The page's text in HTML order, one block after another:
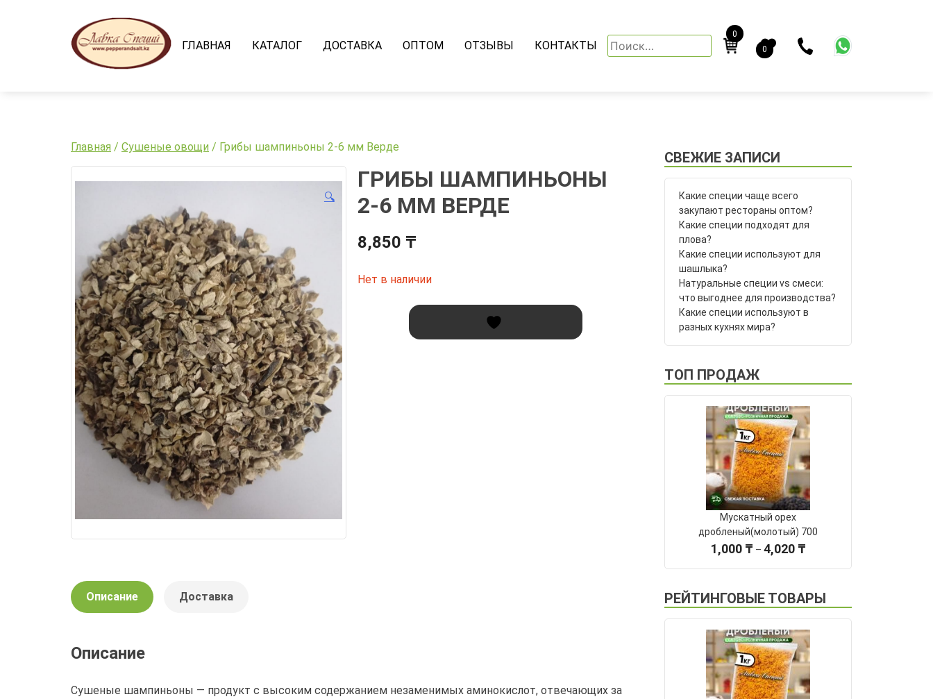
ГЛАВНАЯ КАТАЛОГ ДОСТАВКА ОПТОМ ОТЗЫВЫ КОНТАКТЫ Найти:
0
0
Главная / Сушеные овощи / Грибы шампиньоны 2-6 мм Верде
🔍
ГРИБЫ ШАМПИНЬОНЫ
2-6 ММ ВЕРДЕ
8,850 ₸
Нет в наличии
Описание Доставка
Описание
Сушеные шампиньоны — продукт с высоким содержанием незаменимых аминокислот, отвечающих за
СВЕЖИЕ ЗАПИСИ
Какие специи чаще всего
закупают рестораны оптом?
Какие специи подходят для
плова?
Какие специи используют для
шашлыка?
Натуральные специи vs смеси:
что выгоднее для производства?
Какие специи используют в
разных кухнях мира?
ТОП ПРОДАЖ
Мускатный орех
дробленый(молотый) 700
1,000 ₸ – 4,020 ₸Диапазон
4,020 ₸
РЕЙТИНГОВЫЕ ТОВАРЫ